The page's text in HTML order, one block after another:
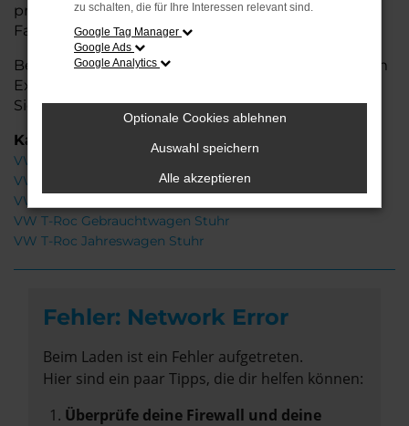
professionellen Beratung finden Sie bei uns das
Fahrzeug, das Ihre Ansprüche erfüllt.
Besuchen Sie uns und lassen Sie sich von unserem
Expertenteam beraten – der VW T-Roc wartet auf
Sie!
Kategorie
VW T-Roc Tageszulassung Stuhr
VW T-Roc Neuwagen Stuhr
VW T-Roc Stuhr
VW T-Roc Gebrauchtwagen Stuhr
VW T-Roc Jahreswagen Stuhr
Fehler: Network Error
Beim Laden ist ein Fehler aufgetreten.
Hier sind ein paar Tipps, die dir helfen können:
Überprüfe deine Firewall und deine
zu schalten, die für Ihre Interessen relevant sind.
Google Tag Manager
Google Ads
Google Analytics
Optionale Cookies ablehnen
Auswahl speichern
Alle akzeptieren